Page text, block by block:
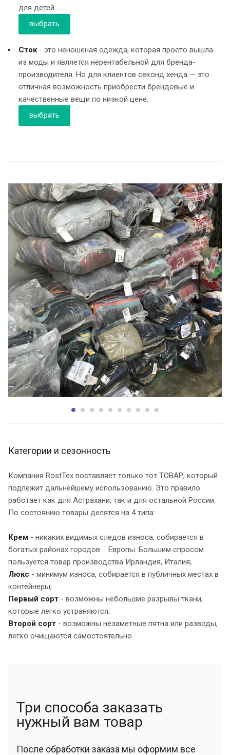
для детей.
выбрать
Сток- это неношеная одежда, которая просто вышла
из моды и является нерентабельной для бренда-
производителя. Но для клиентов секонд хенда — это
отличная возможность приобрести брендовые и
качественные вещи по низкой цене.
выбрать
Категории и сезонность
Компания RostTex поставляет только тот ТОВАР, который
подлежит дальнейшему использованию. Это правило
работает как для Астрахани, так и для остальной России.
По состоянию товары делятся на 4 типа:
Крем - никаких видимых следов износа, собирается в
богатых районах городов Европы. Большим спросом
пользуется товар производства Ирландия, Италия;
Люкс - минимум износа, собирается в публичных местах в
контейнеры;
Первый сорт - возможны небольшие разрывы ткани,
которые легко устраняются;
Второй сорт - возможны незаметные пятна или разводы,
легко очищаются самостоятельно.
Три способа заказать
нужный вам товар
После обработки заказа мы оформим все